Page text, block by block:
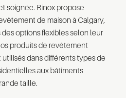
soignée. Rinox propose
de maison à Calgary,
options flexibles selon leur
produits de revêtement
dans différents types de
aux bâtiments
taille.